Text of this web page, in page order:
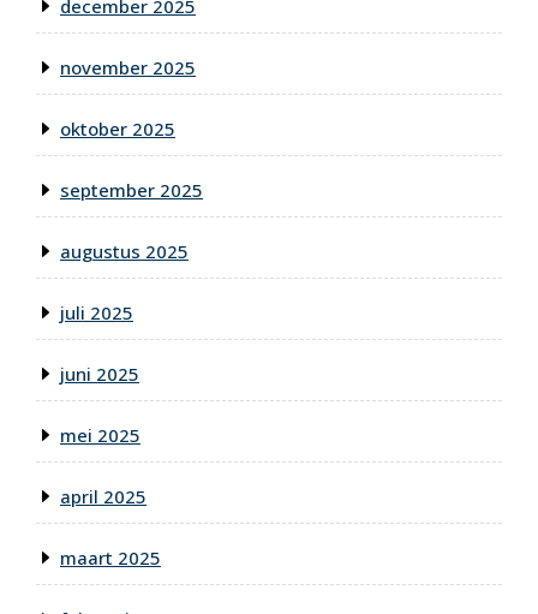
december 2025
november 2025
oktober 2025
september 2025
augustus 2025
juli 2025
juni 2025
mei 2025
april 2025
maart 2025